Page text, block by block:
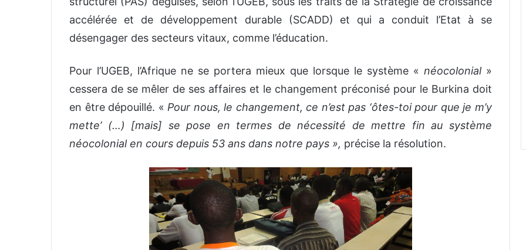
accélérée et de développement durable (SCADD) et qui a conduit l’Etat à se
désengager des secteurs vitaux, comme l’éducation.
Pour l’UGEB, l’Afrique ne se portera mieux que lorsque le système « néocolonial»
cessera de se mêler de ses affaires et le changement préconisé pour le Burkina doit
en être dépouillé. « Pour nous, le changement, ce n’est pas ‘ôtes-toi pour que je m’y
mette’ (…) [mais] se pose en termes de nécessité de mettre fin au système
néocolonial en cours depuis 53 ans dans notre pays », précise la résolution.